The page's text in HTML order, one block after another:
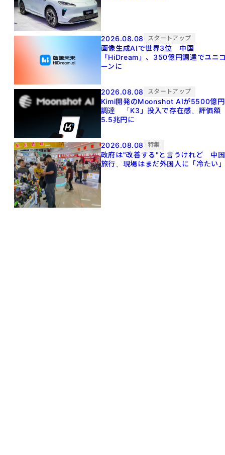
2026.08.08 スタートアップ
画像生成AIで世界3位 中国
「HiDream」、350億円調達でユニ
ーンに
2026.08.08 スタートアップ
Kimi開発のMoonshot AIが5500億円
調達 「K3」投入で存在感、評価額
5.5兆円に
2026.08.08 特集
政府は"改善する"と言うけれど 中国
旅行、現場はまだ外国人に「冷たい